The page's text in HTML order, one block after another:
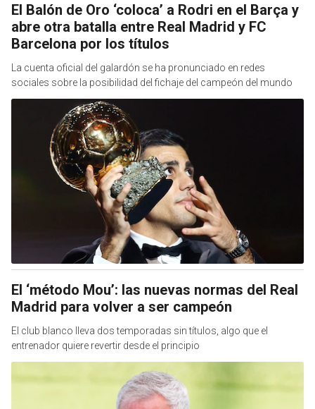
El Balón de Oro ‘coloca’ a Rodri en el Barça y
abre otra batalla entre Real Madrid y FC
Barcelona por los títulos
La cuenta oficial del galardón se ha pronunciado en redes
sociales sobre la posibilidad del fichaje del campeón del mundo
El ‘método Mou’: las nuevas normas del Real
Madrid para volver a ser campeón
El club blanco lleva dos temporadas sin títulos, algo que el
entrenador quiere revertir desde el principio